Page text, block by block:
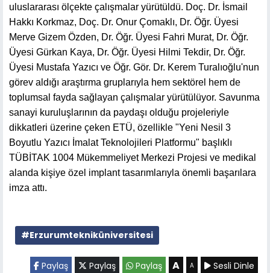
uluslararası ölçekte çalışmalar yürütüldü. Doç. Dr. İsmail
Hakkı Korkmaz, Doç. Dr. Onur Çomaklı, Dr. Öğr. Üyesi
Merve Gizem Özden, Dr. Öğr. Üyesi Fahri Murat, Dr. Öğr.
Üyesi Gürkan Kaya, Dr. Öğr. Üyesi Hilmi Tekdir, Dr. Öğr.
Üyesi Mustafa Yazıcı ve Öğr. Gör. Dr. Kerem Turalıoğlu'nun
görev aldığı araştırma gruplarıyla hem sektörel hem de
toplumsal fayda sağlayan çalışmalar yürütülüyor. Savunma
sanayi kuruluşlarının da paydaşı olduğu projeleriyle
dikkatleri üzerine çeken ETÜ, özellikle "Yeni Nesil 3
Boyutlu Yazıcı İmalat Teknolojileri Platformu" başlıklı
TÜBİTAK 1004 Mükemmeliyet Merkezi Projesi ve medikal
alanda kişiye özel implant tasarımlarıyla önemli başarılara
imza attı.
#Erzurumtekniküniversitesi
Paylaş Paylaş Paylaş A A Sesli Dinle